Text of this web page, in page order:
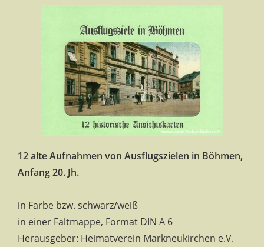
12 alte Aufnahmen von Ausflugszielen in Böhmen,
Anfang 20. Jh.
in Farbe bzw. schwarz/weiß
in einer Faltmappe, Format DIN A 6
Herausgeber: Heimatverein Markneukirchen e.V.